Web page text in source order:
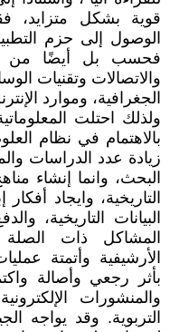
قوية بشكل متزايد،
الوصول إلى حزم
فحسب بل أيضًا من
والاتصالات وتقنيات
الجغرافية، وموارد
ولذلك احتلت
بالاهتمام في نظام
زيادة عدد الدراسات
البحث، وانما إنشاء
التاريخية، وايجاد
البيانات التاريخية،
المشاكل ذات الصلة
الأرشيفية وأتمتة
بأثر رجعي وأصالة
والمنشورات
التربوية. وقد يواجه